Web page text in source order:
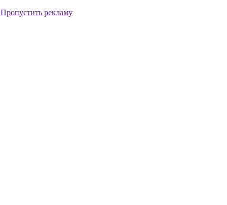
Пропустить рекламу